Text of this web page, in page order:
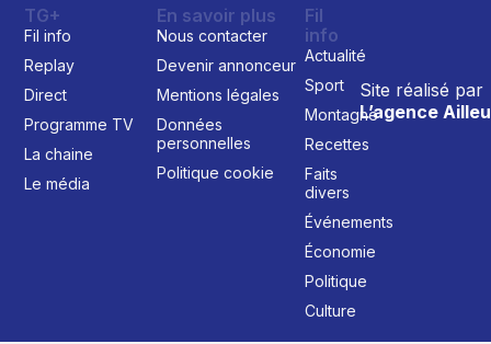
Site réalisé par
L’agence
TG+
Fil info
Replay
Direct
Programme TV
La chaine
Le média
En savoir plus
Nous contacter
Devenir annonceur
Mentions légales
Données
personnelles
Politique cookie
Fil
info
Actualité
Sport
Montagne
Recettes
Faits
divers
Événements
Économie
Politique
Culture